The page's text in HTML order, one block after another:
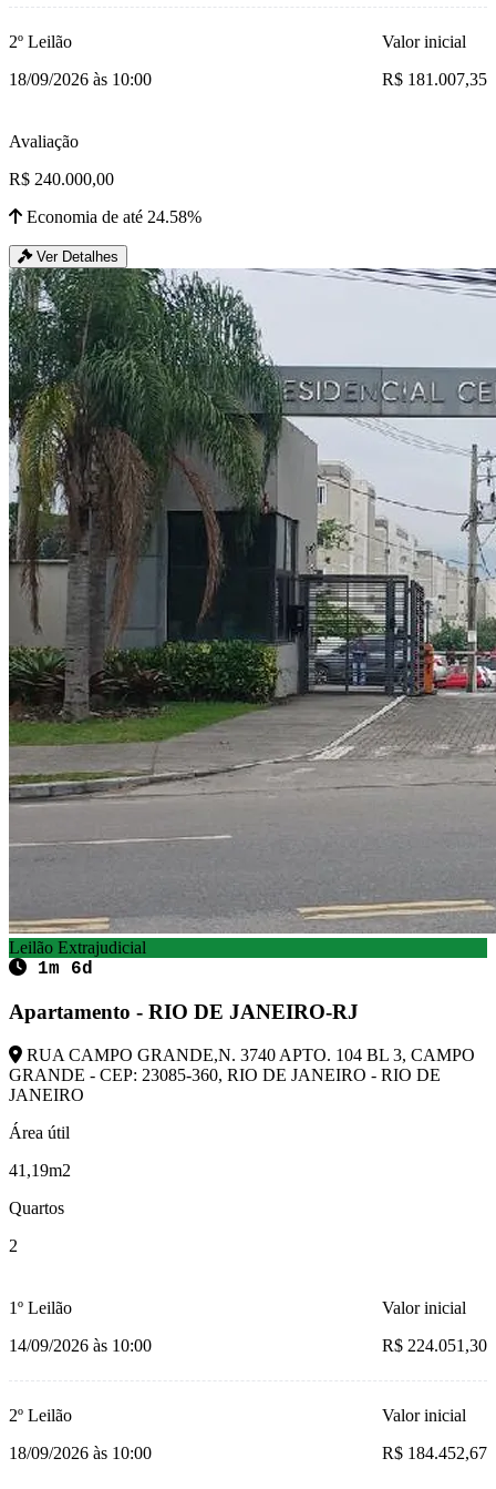
2º Leilão
18/09/2026 às 10:00
Valor inicial
R$ 181.007,35
Avaliação
R$ 240.000,00
Economia de até 24.58%
Ver Detalhes
Leilão Extrajudicial
1m 6d
Apartamento - RIO DE JANEIRO-RJ
RUA CAMPO GRANDE,N. 3740 APTO. 104 BL 3, CAMPO
GRANDE - CEP: 23085-360, RIO DE JANEIRO - RIO DE
JANEIRO
Área útil
41,19m2
Quartos
2
1º Leilão
14/09/2026 às 10:00
Valor inicial
R$ 224.051,30
2º Leilão
18/09/2026 às 10:00
Valor inicial
R$ 184.452,67